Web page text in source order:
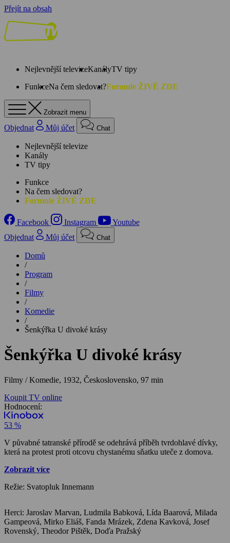
Přejít na obsah
Nejlevnější televizeKanályTV tipy
FunkceNa čem sledovat?Formule ŽIVĚ ZDE
Zobrazit menu
Objednat Můj účet Chat
Nejlevnější televize
Kanály
TV tipy
Funkce
Na čem sledovat?
Formule ŽIVĚ ZDE
Facebook Instagram
Youtube
Objednat
Můj účet Chat
Domů
/
Program
/
Filmy
/
Komedie
/
Šenkýřka U divoké krásy
Šenkýřka U divoké krásy
Filmy / Komedie, 1932, Československo, 97 min
Koupit TV online
Hodnocení:
53 %
V půvabné tatranské přírodě se odehrává příběh tvrdohlavé dívky,
která na protest proti otcovu chystanému sňatku uteče z domova.
Zobrazit více
Režie: Svatopluk Innemann
Herci: Jaroslav Marvan, Ludmila Babková, Lída Baarová, Milada
Gampeová, Mirko Eliáš, Fanda Mrázek, Zdena Kavková, Josef
Rovenský, Theodor Pištěk, Doďa Pražský